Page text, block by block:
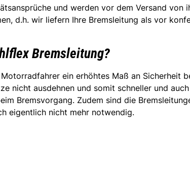
und werden vor dem Versand
d.h. wir liefern Ihre Bremsleitung als vor
Bremsleitung?
ein erhöhtes Maß an Sicherheit
nicht ausdehnen und somit schneller und
Bremsvorgang. Zudem sind die
eigentlich nicht mehr notwendig.